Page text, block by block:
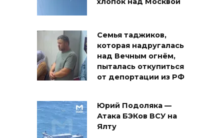
хлопок над Москвой
Семья таджиков,
которая надругалась
над Вечным огнём,
пыталась откупиться
от депортации из РФ
Юрий Подоляка —
Атака БЭКов ВСУ на
Ялту